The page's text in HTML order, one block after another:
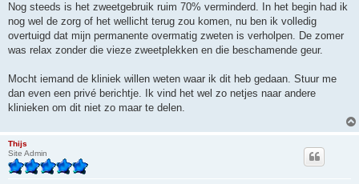
Nog steeds is het zweetgebruik ruim 70% verminderd. In het begin had ik
nog wel de zorg of het wellicht terug zou komen, nu ben ik volledig
overtuigd dat mijn permanente overmatig zweten is verholpen. De zomer
was relax zonder die vieze zweetplekken en die beschamende geur.
Mocht iemand de kliniek willen weten waar ik dit heb gedaan. Stuur me
dan even een privé berichtje. Ik vind het wel zo netjes naar andere
klinieken om dit niet zo maar te delen.
Thijs
Site Admin